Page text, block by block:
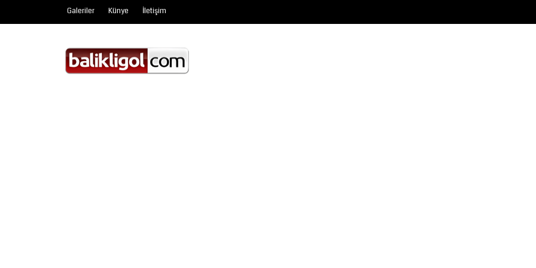
Galeriler Künye İletişim